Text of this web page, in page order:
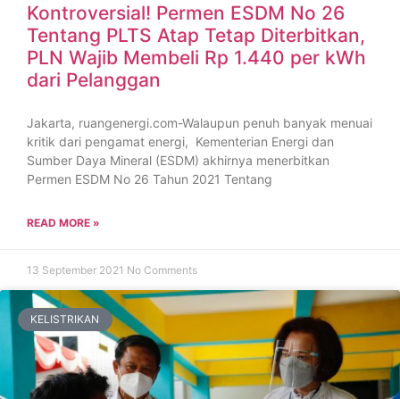
Kontroversial! Permen ESDM No 26
Tentang PLTS Atap Tetap Diterbitkan,
PLN Wajib Membeli Rp 1.440 per kWh
dari Pelanggan
Jakarta, ruangenergi.com-Walaupun penuh banyak menuai
kritik dari pengamat energi, Kementerian Energi dan
Sumber Daya Mineral (ESDM) akhirnya menerbitkan
Permen ESDM No 26 Tahun 2021 Tentang
READ MORE »
13 September 2021 No Comments
KELISTRIKAN